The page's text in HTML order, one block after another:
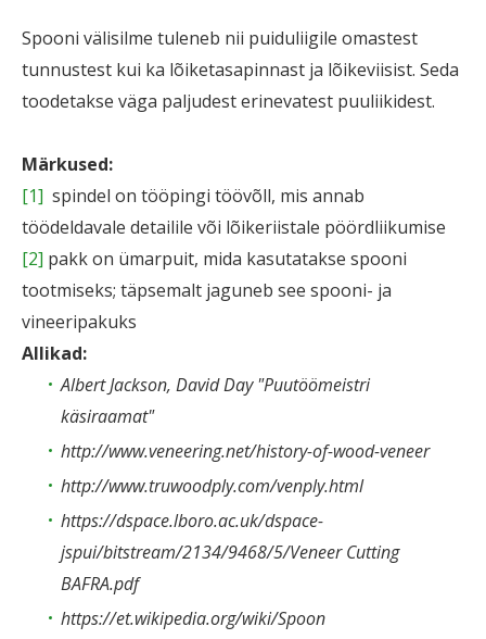
Spooni välisilme tuleneb nii puiduliigile omastest
tunnustest kui ka lõiketasapinnast ja lõikeviisist. Seda
toodetakse väga paljudest erinevatest puuliikidest.
Märkused:
[1] spindel on tööpingi töövõll, mis annab
töödeldavale detailile või lõikeriistale pöördliikumise
[2] pakk on ümarpuit, mida kasutatakse spooni
tootmiseks; täpsemalt jaguneb see spooni- ja
vineeripakuks
Allikad:
Albert Jackson, David Day "Puutöömeistri
käsiraamat"
http://www.veneering.net/history-of-wood-veneer
http://www.truwoodply.com/venply.html
https://dspace.lboro.ac.uk/dspace-
jspui/bitstream/2134/9468/5/Veneer Cutting
BAFRA.pdf
https://et.wikipedia.org/wiki/Spoon